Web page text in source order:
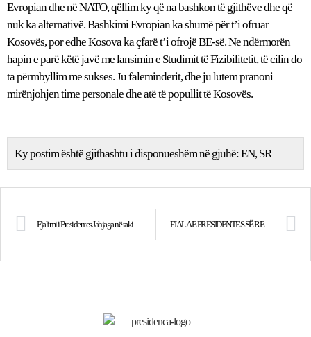
Evropian dhe në NATO, qëllim ky që na bashkon të gjithëve dhe që
nuk ka alternativë. Bashkimi Evropian ka shumë për t’i ofruar
Kosovës, por edhe Kosova ka çfarë t’i ofrojë BE-së. Ne ndërmorën
hapin e parë këtë javë me lansimin e Studimit të Fizibilitetit, të cilin do
ta përmbyllim me sukses. Ju faleminderit, dhe ju lutem pranoni
mirënjohjen time personale dhe atë të popullit të Kosovës.
Ky postim është gjithashtu i disponueshëm në gjuhë:EN SR
Fjalimi i Presidentes Jahjaga në takimin inaugurues të Këshillit Kombëtar për Integrim Evropian FJALA E PRESIDENTES SË REPUBLIKËS SË KOSOVËS NË CEREMONINË E DIPLOMIMIT TË KANDIDATËVE PËR GJYQTARË